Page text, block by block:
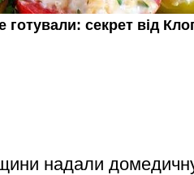
надали